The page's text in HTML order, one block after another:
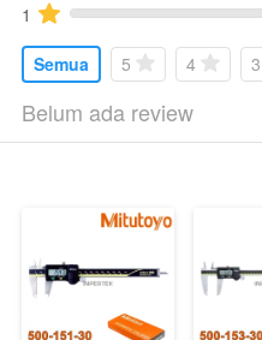
1
Semua 5 4 3
Belum ada review